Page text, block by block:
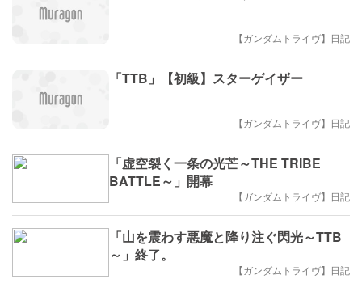
【ガンダムトライヴ】日記
「TTB」【初級】スターゲイザー
【ガンダムトライヴ】日記
「虚空裂く一条の光芒～THE TRIBE
BATTLE～」開幕
【ガンダムトライヴ】日記
「山を震わす悪魔と降り注ぐ閃光～TTB
～」終了。
【ガンダムトライヴ】日記